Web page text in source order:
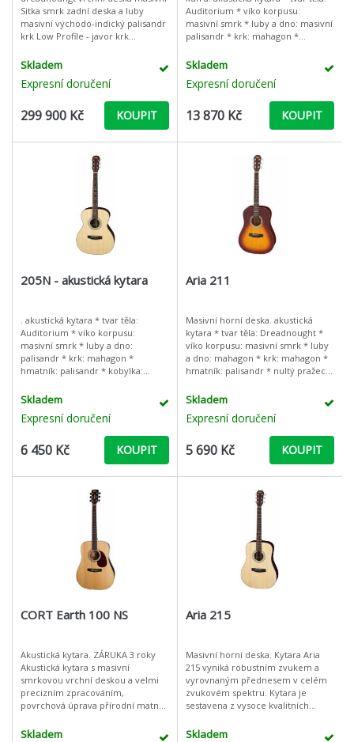
Sitka smrk zadní deska a luby
masivní východo-indický palisandr
krk Low Profile - javor krk
eben uzavřená z
Skladem
Expresní doručení
299 900 Kč KOUPIT
Auditorium * víko korpusu:
masivní smrk * luby a dno: masivní
palisandr * krk: mahagon *
palisandr * počet pražců: 20 * š
Skladem
Expresní doručení
13 870 Kč KOUPIT
205N - akustická kytara
. akustická kytara * tvar těla:
Auditorium * víko korpusu:
masivní smrk * luby a dno:
palisandr * krk: mahagon *
hmatník: palisandr * kobylka:
nultého pražce: 43mm *
Skladem
Expresní doručení
6 450 Kč KOUPIT
Aria 211
Masivní horní deska. akustická
kytara * tvar těla: Dreadnought *
víko korpusu: masivní smrk * luby
a dno: mahagon * krk: mahagon *
hmatník: palisandr * nultý pražec:
20 * šířka nultého praž
Skladem
Expresní doručení
5 690 Kč KOUPIT
CORT Earth 100 NS
Akustická kytara. ZÁRUKA 3 roky
Akustická kytara s masivní
smrkovou vrchní deskou a velmi
precizním zpracováním,
povrchová úprava přírodní matný
Skladem
Aria 215
Masivní horní deska. Kytara Aria
215 vyniká robustním zvukem a
vyrovnaným přednesem v celém
zvukovém spektru. Kytara je
sestavena z vysoce kvalitních
vyrobeno z masivního smrku a
Skladem